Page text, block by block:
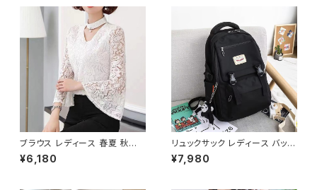
ブラウス レディース 春夏 秋冬
春 夏 秋 冬 白 シャツ トップス
フレアスリーブ チョーカー風 ラ
¥6,180
リュックサック レディース バック
パック 通学バッグ カジュアルリ
ュック 大容量 高校生 中学生 韓
¥7,980